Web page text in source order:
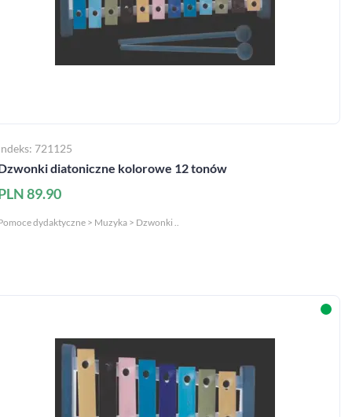
721125
diatoniczne kolorowe 12 tonów
89.90
dydaktyczne > Muzyka > Dzwonki ..